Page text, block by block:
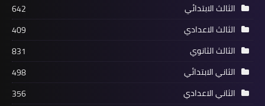
الثالث الابتدائي
642
الثالث الاعدادي
409
الثالث الثانوي
831
الثاني الابتدائي
498
الثاني الاعدادي
356